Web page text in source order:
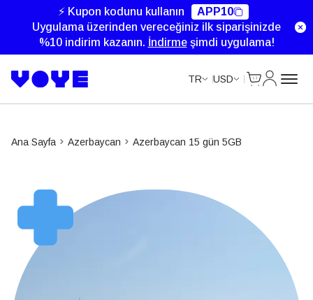
⚡ Kupon kodunu kullanın
APP10
Uygulama üzerinden vereceğiniz ilk siparişinizde
%10 indirim kazanın. İndirmeşimdi uygulama!
TR USD
Ana Sayfa Azerbaycan Azerbaycan 15 gün 5GB